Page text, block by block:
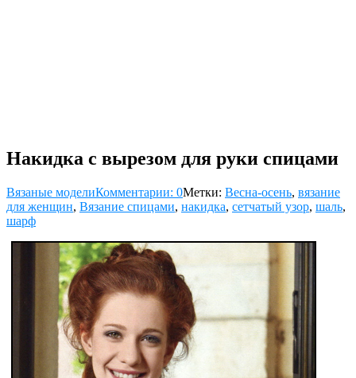
Накидка с вырезом для руки спицами
Вязаные моделиКомментарии: 0Метки: Весна-осень, вязание
для женщин, Вязание спицами, накидка, сетчатый узор, шаль,
шарф